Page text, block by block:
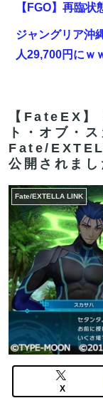
【FGO】再臨
ジャングリア沖
人29,700円にｗ
【速報】ダウン
る一言で炎上ｗ
【FGO】ジャン
【雑談】アニプ
ームってあるん
【FGO】ジャン
ジル・ド・レェ
【FGO】金時と
んなの反応まとめ
【画像】日焼け
ｗｗｗ
【FGO】グラ
【FateEX】
ト・オブ・
Fate/
公開されまし
Fate/EXTELLA LINK
X